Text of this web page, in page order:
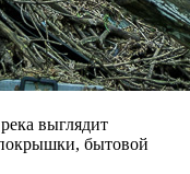
выглядит
бытовой